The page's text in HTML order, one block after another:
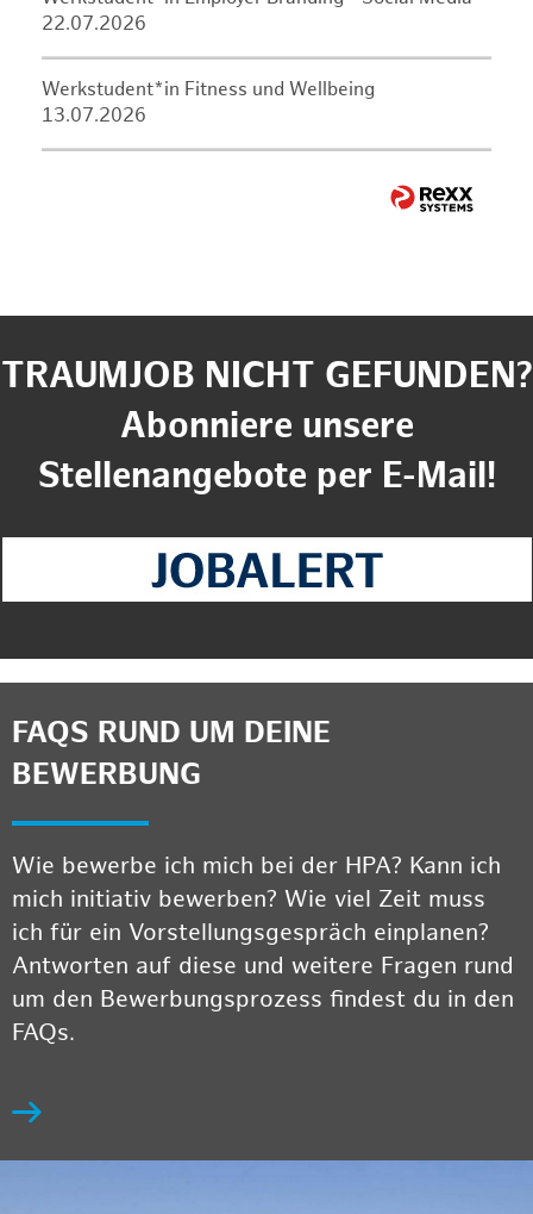
22.07.2026
Werkstudent*in Fitness und Wellbeing
13.07.2026
TRAUMJOB NICHT GEFUNDEN?
Abonniere unsere
Stellenangebote per E-Mail!
FAQS RUND UM DEINE
BEWERBUNG
Wie bewerbe ich mich bei der HPA? Kann ich
mich initiativ bewerben? Wie viel Zeit muss
ich für ein Vorstellungsgespräch einplanen?
Antworten auf diese und weitere Fragen rund
um den Bewerbungsprozess findest du in den
FAQs.